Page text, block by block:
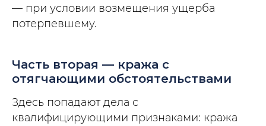
— при условии возмещения ущерба
потерпевшему.
Часть вторая — кража с
отягчающими обстоятельствами
Здесь попадают дела с
квалифицирующими признаками: кража